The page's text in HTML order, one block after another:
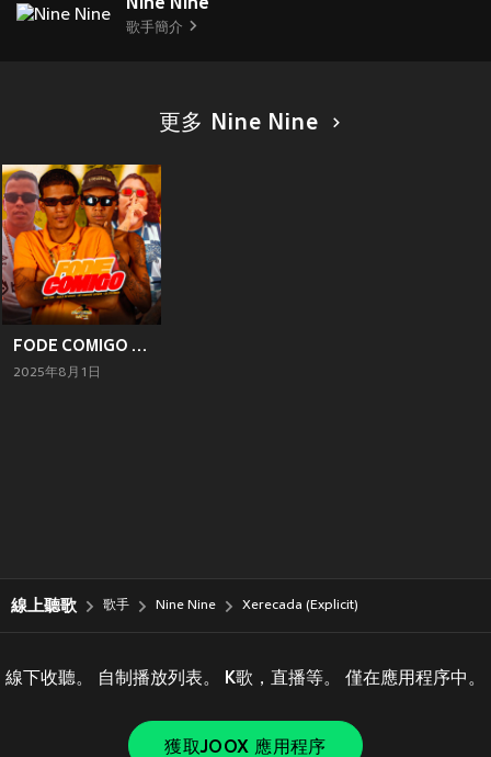
歌手簡介
更多 Nine Nine
FODE COMIGO (Explicit)
2025年8月1日
線上聽歌 歌手 Nine Nine Xerecada (Explicit)
線下收聽。 自制播放列表。 K歌，直播等。 僅在應用程序中。
獲取JOOX 應用程序